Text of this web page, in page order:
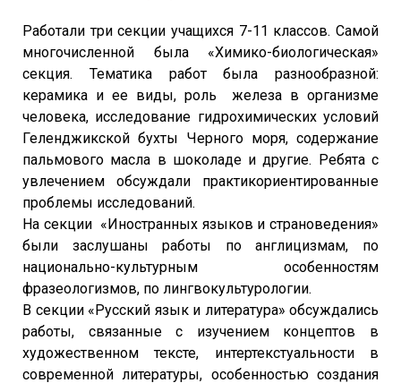
Работали три секции учащихся 7-11 классов. Самой
многочисленной была «Химико-биологическая»
секция. Тематика работ была разнообразной:
керамика и ее виды, роль железа в организме
человека, исследование гидрохимических условий
Геленджикской бухты Черного моря, содержание
пальмового масла в шоколаде и другие. Ребята с
увлечением обсуждали практикориентированные
проблемы исследований.
На секции «Иностранных языков и страноведения»
были заслушаны работы по англицизмам, по
национально-культурным особенностям
фразеологизмов, по лингвокультурологии.
В секции «Русский язык и литература» обсуждались
работы, связанные с изучением концептов в
художественном тексте, интертекстуальности в
современной литературы, особенностью создания